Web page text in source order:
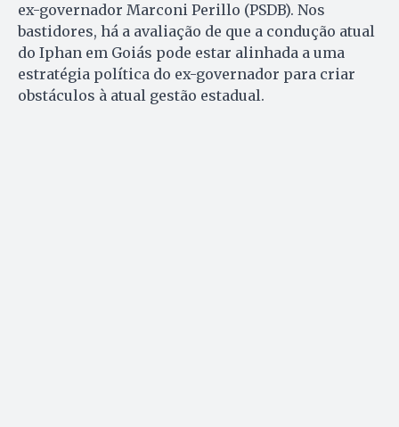
ex-governador Marconi Perillo (PSDB). Nos
bastidores, há a avaliação de que a condução atual
do Iphan em Goiás pode estar alinhada a uma
estratégia política do ex-governador para criar
obstáculos à atual gestão estadual.